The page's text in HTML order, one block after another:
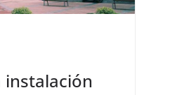
instalación